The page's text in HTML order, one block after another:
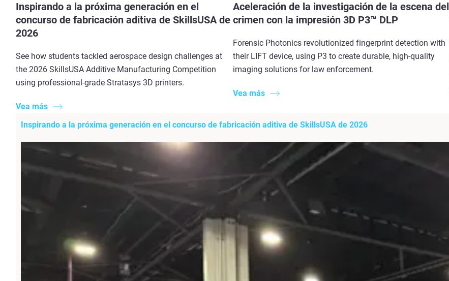
Inspirando a la próxima generación en el
concurso de fabricación aditiva de SkillsUSA de
2026
See how students tackled aerospace design challenges at
the 2026 SkillsUSA Additive Manufacturing Competition
using professional-grade Stratasys 3D printers.
Vea más
Aceleración de la investigación de la escena del
crimen con la impresión 3D P3™ DLP
Forensic Photonics revolutionized fingerprint detection with
their LIFT device, using P3 to create durable, high-quality
imaging solutions for law enforcement.
Vea más
Inspirando a la próxima generación en el concurso de fabricación aditiva de SkillsUSA de 2026